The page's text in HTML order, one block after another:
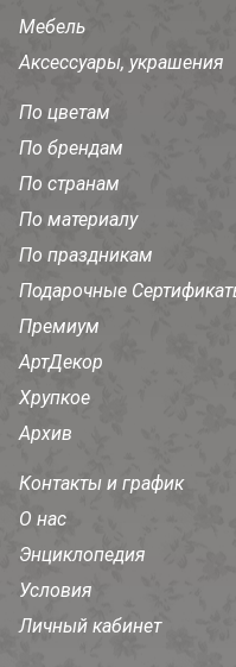
Мебель
Аксессуары, украшения
По цветам
По брендам
По странам
По материалу
По праздникам
Подарочные
Премиум
АртДекор
Хрупкое
Архив
Контакты и график
О нас
Энциклопедия
Условия
Личный кабинет